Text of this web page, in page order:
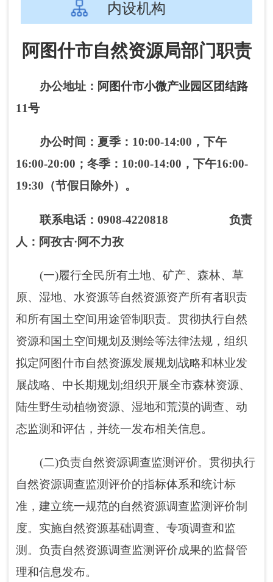
16:00-20:00；冬季：10:00-14:00，下午16:00-
联系电话：0908-4220818 负责
人：阿孜古·阿不力孜
(一)履行全民所有土地、矿产、森林、草
和所有国土空间用途管制职责。贯彻执行自然
资源和国土空间规划及测绘等法律法规，组织
拟定阿图什市自然资源发展规划战略和林业发
陆生野生动植物资源、湿地和荒漠的调查、动
态监测和评估，并统一发布相关信息。
自然资源调查监测评价的指标体系和统计标
准，建立统一规范的自然资源调查监测评价制
度。实施自然资源基础调查、专项调查和监
测。负责自然资源调查监测评价成果的监督管
理和信息发布。
(三)负责自然资源统一确权登记工作。制定
各类自然资源和不动产统一确权登记、权籍调
度、标准、规范。推进信息化进程，实施自然
资源和不动产登记信息管理基础平台建设。负
享、汇交管理等。
(四)负责自然资源资产有偿使用工作。贯彻
责全市全民所有自然资源资产核算。编制全民
所有自然资源资产负债表，